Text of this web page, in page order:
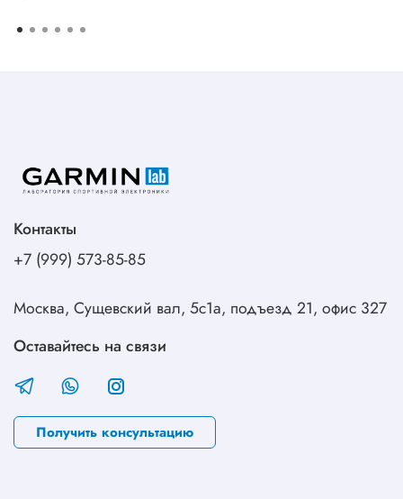
Контакты
+7 (999) 573-85-85
Москва, Сущевский вал, 5с1а, подъезд 21, офис 327
Оставайтесь на связи
Получить консультацию